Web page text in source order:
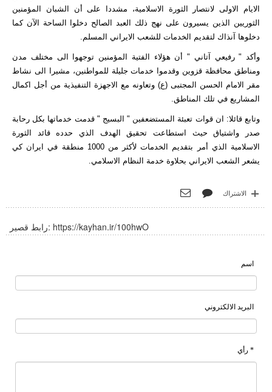
الايام الاولى لانتصار الثورة الاسلامية، مشددا على أن الشبان المؤمنين
الثوريين الذين يسيرون على نهج ذلك العبد الصالح دخلوا الساحة الآن كما
دخلوها آنذاك لتقديم الخدمات للشعب الايراني المسلم.
وأكد " رفيعي آتاني " أن هؤلاء الفتية المؤمنين توجهوا الى مختلف مدن
ومناطق محافظة قزوين وقدموا خدمات جليلة للمواطنين، مشيرا الى نشاط
مقر الامام الحسن المجتبى (ع) وتعاونه مع الاجهزة التنفيذية من أجل اكمال
المشاريع في تلك المناطق.
وتابع قائلا: ان قوات تعبئة المستضعفين " البسيج " قدمت خدماتها بكل رحابة
صدر واشتياق حيث استطاعت تحقيق الهدف الذي حدده قائد الثورة
الاسلامية الذي أمر بتقديم الخدمات لأكثر من 1000 منطقة في ايران كي
يشعر الشعب الايراني بحلاوة خدمة النظام الاسلامي.
الاشتراك
رابط قصير: https://kayhan.ir/100hwO
اسم
البريد الالكتروني
* رأي